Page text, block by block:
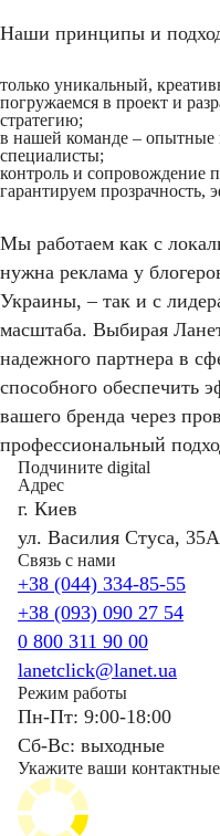
Наши принципы и
только уникальный,
погружаемся в проект и
стратегию;
в нашей команде –
специалисты;
контроль и сопровождение
гарантируем прозрачность,
Мы работаем как с
нужна реклама у
Украины, – так и с
масштаба. Выбирая
надежного партнера в
способного обеспечить
вашего бренда через
профессиональный
Подчините digital
Адрес
г. Киев
ул. Василия Стуса, 35А
Связь с нами
+38 (044) 334-85-55
+38 (093) 090 27 54
0 800 311 90 00
lanetclick@lanet.ua
Режим работы
Пн-Пт: 9:00-18:00
Сб-Вс: выходные
Укажите ваши